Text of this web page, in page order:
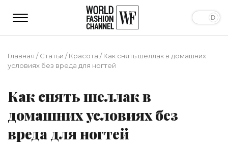
Главная /Статьи /Красота /Как снять шеллак в домашних
условиях без вреда для ногтей
Как снять шеллак в
домашних условиях без
вреда для ногтей